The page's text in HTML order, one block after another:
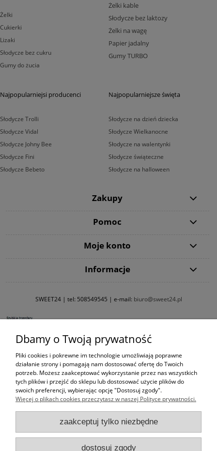
Żelki
Cukierki
Lizaki
Słodycze bez cukru
Gumy do żucia
Żelki kable
Słodycze bez laktozy
Żelki na wagę
Papier jadalny
Gumy TURBO
Najpopularniejsi producenci
Słodycze Trolli
Słodycze Vidal
Słodycze Johny Bee
Słodycze Fini
Słodycze Bebeto
Najpopularniejsze święta
Słodycze na dzień dziecka
Słodycze Wielkanocne
Słodycze na walentynki
Słodycze świąteczne
Słodycze na halloween
Zakupy
Pomoc
Moje konto
Informacje
SWEET24 | tel: 508549545 | e-mail: biuro@sweet24.pl
Dbamy o Twoją prywatność
Pliki cookies i pokrewne im technologie umożliwiają poprawne
działanie strony i pomagają nam dostosować ofertę do Twoich
potrzeb. Możesz zaakceptować wykorzystanie przez nas wszystkich
tych plików i przejść do sklepu lub dostosować użycie plików do
swoich preferencji, wybierając opcję "Dostosuj zgody".
Więcej o plikach cookies przeczytasz w naszej Polityce prywatności.
zaakceptuj tylko niezbędne
dostosuj zgody